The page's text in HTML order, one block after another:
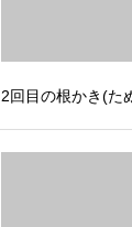
2回目の根かき(た